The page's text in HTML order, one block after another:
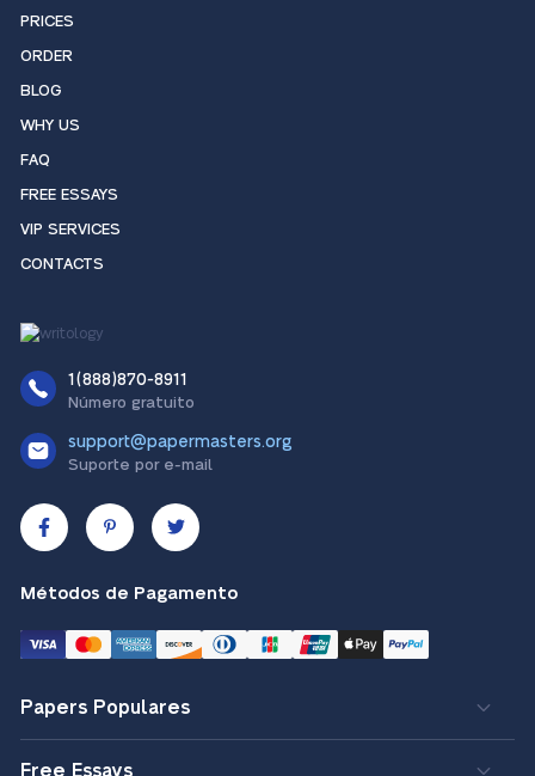
PRICES
ORDER
BLOG
WHY US
FAQ
FREE ESSAYS
VIP SERVICES
CONTACTS
1(888)870-8911
Número gratuito
support@papermasters.org
Suporte por e-mail
Métodos de Pagamento
Papers Populares
Free Essays